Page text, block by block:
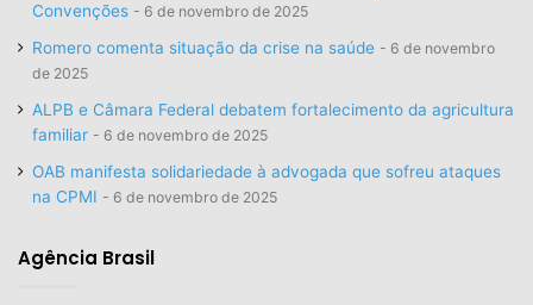
Convenções
6 de novembro de 2025
Romero comenta situação da crise na saúde
6 de novembro
de 2025
ALPB e Câmara Federal debatem fortalecimento da agricultura
familiar
6 de novembro de 2025
OAB manifesta solidariedade à advogada que sofreu ataques
na CPMI
6 de novembro de 2025
Agência Brasil